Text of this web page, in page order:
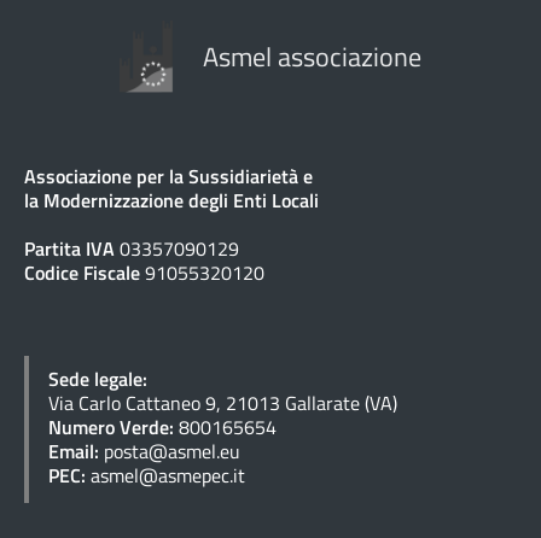
Asmel associazione
Associazione per la Sussidiarietà e
la Modernizzazione degli Enti Locali
Partita IVA03357090129
Codice Fiscale91055320120
Sede legale:
Via Carlo Cattaneo 9, 21013 Gallarate (VA)
Numero Verde: 800165654
Email: posta@asmel.eu
PEC: asmel@asmepec.it